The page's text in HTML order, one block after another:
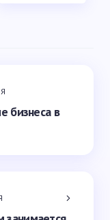
бизнеса в